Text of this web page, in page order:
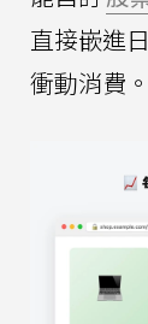
直接嵌進
衝動消費。